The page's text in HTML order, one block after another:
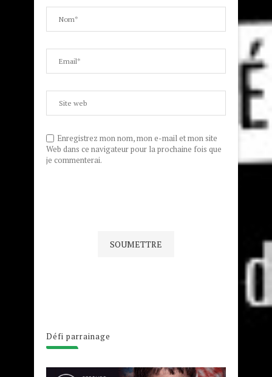
Enregistrez mon nom, mon e-mail et mon site
Web dans ce navigateur pour la prochaine fois que
je commenterai.
Défi parrainage